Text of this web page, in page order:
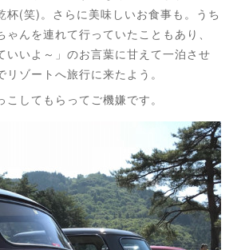
杯(笑)。さらに美味しいお食事も。うち
んを連れて行っていたこともあり、
いいよ～」のお言葉に甘えて一泊させ
ゾートへ旅行に来たよう。
こしてもらってご機嫌です。